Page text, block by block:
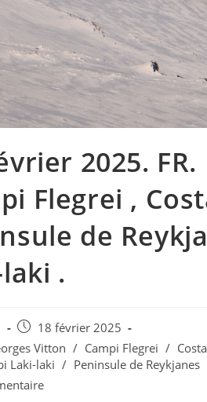
2025.
Flegrei ,
de
.
Publication
publiée :
18 février 2025
Vitton / Campi Flegrei /
Laki-laki / Peninsule de Reykjanes